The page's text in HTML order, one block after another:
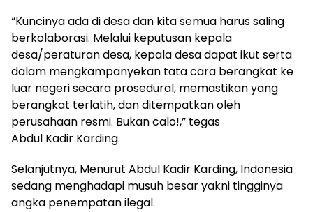
“Kuncinya ada di desa dan kita semua harus saling
berkolaborasi. Melalui keputusan kepala
desa/peraturan desa, kepala desa dapat ikut serta
dalam mengkampanyekan tata cara berangkat ke
luar negeri secara prosedural, memastikan yang
berangkat terlatih, dan ditempatkan oleh
perusahaan resmi. Bukan calo!,” tegas
Abdul Kadir Karding.
Selanjutnya, Menurut Abdul Kadir Karding, Indonesia
sedang menghadapi musuh besar yakni tingginya
angka penempatan ilegal.